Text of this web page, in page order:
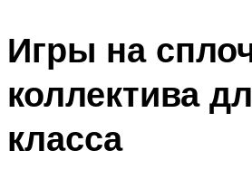
Игры на
коллектива
класса